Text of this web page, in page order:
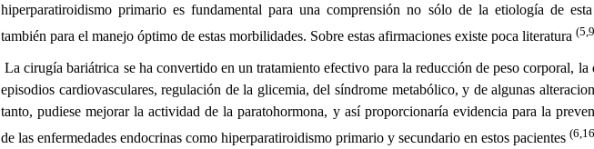
hiperparatiroidismo primario es fundamental para una comprensión no sólo de la etiología de
también para el manejo óptimo de estas morbilidades. Sobre estas afirmaciones existe poca literatura
La cirugía bariátrica se ha convertido en un tratamiento efectivo para la reducción de peso corporal,
episodios cardiovasculares, regulación de la glicemia, del síndrome metabólico, y de algunas
tanto, pudiese mejorar la actividad de la paratohormona, y así proporcionaría evidencia para la
de las enfermedades endocrinas como hiperparatiroidismo primario y secundario en estos pacientes